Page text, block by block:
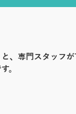
、専門スタッフが
。